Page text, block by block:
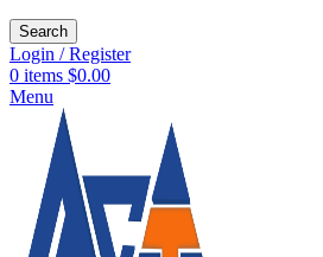
Search
Login / Register
0 items $0.00
Menu